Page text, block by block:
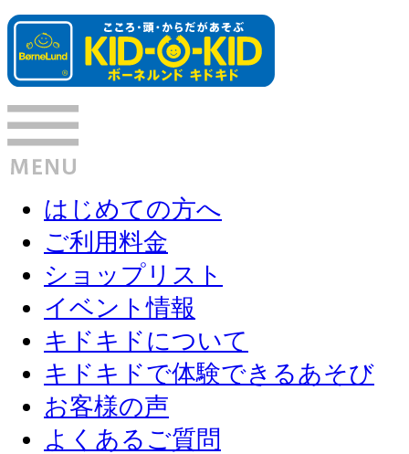
はじめての方へ
ご利用料金
ショップリスト
イベント情報
キドキドについて
キドキドで体験できるあそび
お客様の声
よくあるご質問